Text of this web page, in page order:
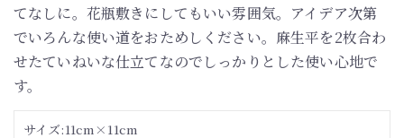
てなしに。花瓶敷きにしてもいい雰囲気。アイデア次第
でいろんな使い道をおためしください。麻生平を2枚合わ
せたていねいな仕立てなのでしっかりとした使い心地で
す。
サイズ:11cm×11cm